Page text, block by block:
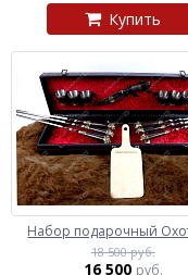
Купить
Набор подарочный
18 500 руб.
16 500 руб.